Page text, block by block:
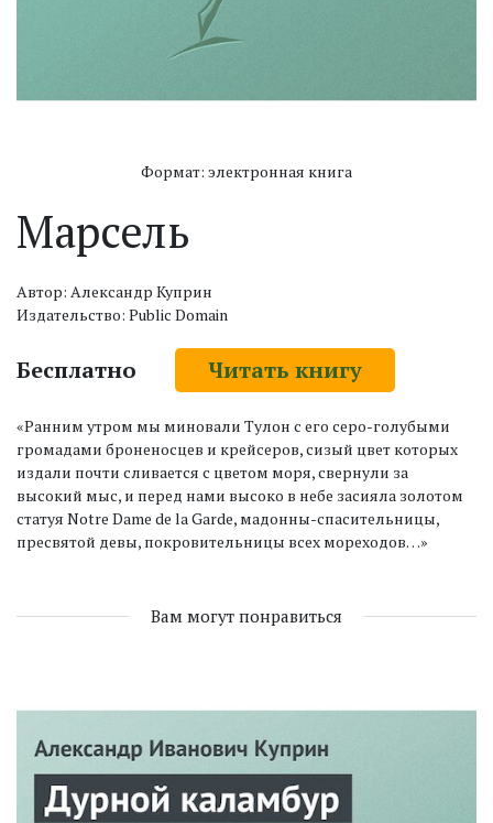
Формат: электронная книга
Марсель
Автор: Александр Куприн
Издательство: Public Domain
Бесплатно Читать книгу
«Ранним утром мы миновали Тулон с его серо-голубыми
громадами броненосцев и крейсеров, сизый цвет которых
издали почти сливается с цветом моря, свернули за
высокий мыс, и перед нами высоко в небе засияла золотом
статуя Notre Dame de la Garde, мадонны-спасительницы,
пресвятой девы, покровительницы всех мореходов…»
Вам могут понравиться